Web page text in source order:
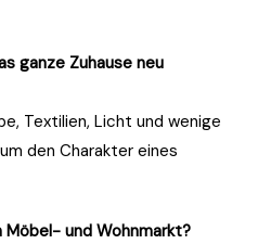
ganze Zuhause neu
Textilien, Licht und wenige
den Charakter eines
und Wohnmarkt?